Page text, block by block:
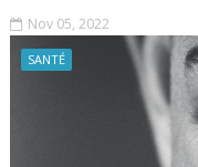
Nov 05, 2022
SANTÉ